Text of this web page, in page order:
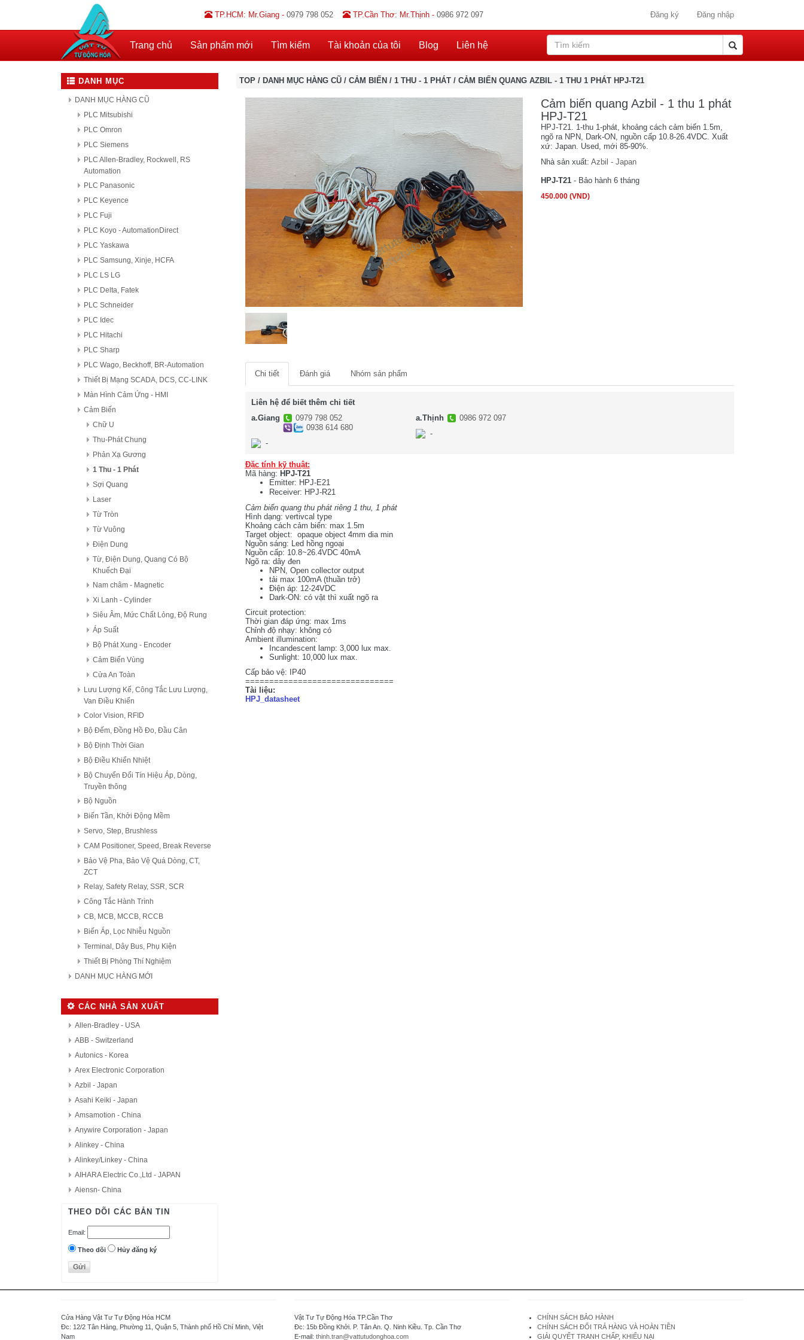
TP.HCM: Mr.Giang - 0979 798 052 TP.Cần Thơ: Mr.Thịnh - 0986 972 097 Đăng ký Đăng nhập
Trang chủ Sản phẩm mới Tìm kiếm Tài khoản của tôi Blog Liên hệ
DANH MỤC
DANH MỤC HÀNG CŨ
PLC Mitsubishi
PLC Omron
PLC Siemens
PLC Allen-Bradley, Rockwell, RS
Automation
PLC Panasonic
PLC Keyence
PLC Fuji
PLC Koyo - AutomationDirect
PLC Yaskawa
PLC Samsung, Xinje, HCFA
PLC LS LG
PLC Delta, Fatek
PLC Schneider
PLC Idec
PLC Hitachi
PLC Sharp
PLC Wago, Beckhoff, BR-Automation
Thiết Bị Mạng SCADA, DCS, CC-LINK
Màn Hình Cảm Ứng - HMI
Cảm Biến
Chữ U
Thu-Phát Chung
Phản Xạ Gương
1 Thu - 1 Phát
Sợi Quang
Laser
Từ Tròn
Từ Vuông
Điện Dung
Từ, Điện Dung, Quang Có Bộ
Khuếch Đại
Nam châm - Magnetic
Xi Lanh - Cylinder
Siêu Âm, Mức Chất Lỏng, Độ Rung
Áp Suất
Bộ Phát Xung - Encoder
Cảm Biến Vùng
Cửa An Toàn
Lưu Lượng Kế, Công Tắc Lưu Lượng,
Van Điều Khiển
Color Vision, RFID
Bộ Đếm, Đồng Hồ Đo, Đầu Cân
Bộ Định Thời Gian
Bộ Điều Khiển Nhiệt
Bộ Chuyển Đổi Tín Hiệu Áp, Dòng,
Truyền thông
Bộ Nguồn
Biến Tần, Khởi Động Mềm
Servo, Step, Brushless
CAM Positioner, Speed, Break Reverse
Bảo Vệ Pha, Bảo Vệ Quá Dòng, CT,
ZCT
Relay, Safety Relay, SSR, SCR
Công Tắc Hành Trình
CB, MCB, MCCB, RCCB
Biến Áp, Lọc Nhiễu Nguồn
Terminal, Dây Bus, Phụ Kiện
Thiết Bị Phòng Thí Nghiệm
DANH MỤC HÀNG MỚI
CÁC NHÀ SẢN XUẤT
Allen-Bradley - USA
ABB - Switzerland
Autonics - Korea
Arex Electronic Corporation
Azbil - Japan
Asahi Keiki - Japan
Amsamotion - China
Anywire Corporation - Japan
Alinkey - China
Alinkey/Linkey - China
AIHARA Electric Co.,Ltd - JAPAN
Aiensn- China
AutomationDirect - USA
Delta - Taiwan
Danfoss - Denmark
DAITRON
Di-soric - Germany
THEO DÕI CÁC BẢN TIN
Email:
Theo dõi Hủy đăng ký
TOP/ DANH MỤC HÀNG CŨ/ CẢM BIẾN / 1 THU - 1 PHÁT/ CẢM BIẾN QUANG AZBIL - 1 THU 1 PHÁT HPJ-T21
Cảm biến quang Azbil - 1 thu 1 phát
HPJ-T21
HPJ-T21. 1-thu 1-phát, khoảng cách cảm biến 1.5m,
ngõ ra NPN, Dark-ON, nguồn cấp 10.8-26.4VDC. Xuất
xứ: Japan. Used, mới 85-90%.
Nhà sản xuất: Azbil - Japan
HPJ-T21- Bảo hành 6 tháng
450.000 (VND)
Chi tiết Đánh giá Nhóm sản phẩm
Liên hệ để biết thêm chi tiết
a.Giang
0979 798 052
0938 614 680
-
a.Thịnh
0986 972 097
-
Đặc tính kỹ thuật:
Mã hàng: HPJ-T21
Emitter: HPJ-E21
Receiver: HPJ-R21
Cảm biến quang thu phát riêng 1 thu, 1 phát
Hình dạng: vertivcal type
Khoảng cách cảm biến: max 1.5m
Target object: opaque object 4mm dia min
Nguồn sáng: Led hồng ngoại
Nguồn cấp: 10.8~26.4VDC 40mA
Ngõ ra: dây đen
NPN, Open collector output
tải max 100mA (thuần trở)
Điện áp: 12-24VDC
Dark-ON: có vật thì xuất ngõ ra
Circuit protection:
Thời gian đáp ứng: max 1ms
Chỉnh độ nhạy: không có
Ambient illumination:
Incandescent lamp: 3,000 lux max.
Sunlight: 10,000 lux max.
Cấp bảo vệ: IP40
===============================
Tài liệu:
HPJ_datasheet
Cửa Hàng Vật Tư Tự Động Hóa HCM
Đc: 12/2 Tân Hàng, Phường 11, Quận 5, Thành phố Hồ Chí Minh, Việt
Nam
Vật Tư Tự Động Hóa TP.Cần Thơ
Đc: 15b Đồng Khởi. P. Tân An. Q. Ninh Kiều. Tp. Cần Thơ
E-mail: thinh.tran@vattutudonghoa.com
CHÍNH SÁCH BẢO HÀNH
CHÍNH SÁCH ĐỔI TRẢ HÀNG VÀ HOÀN TIỀN
GIẢI QUYẾT TRANH CHẤP, KHIẾU NẠI